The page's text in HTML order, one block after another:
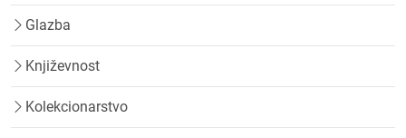
Glazba
Književnost
Kolekcionarstvo